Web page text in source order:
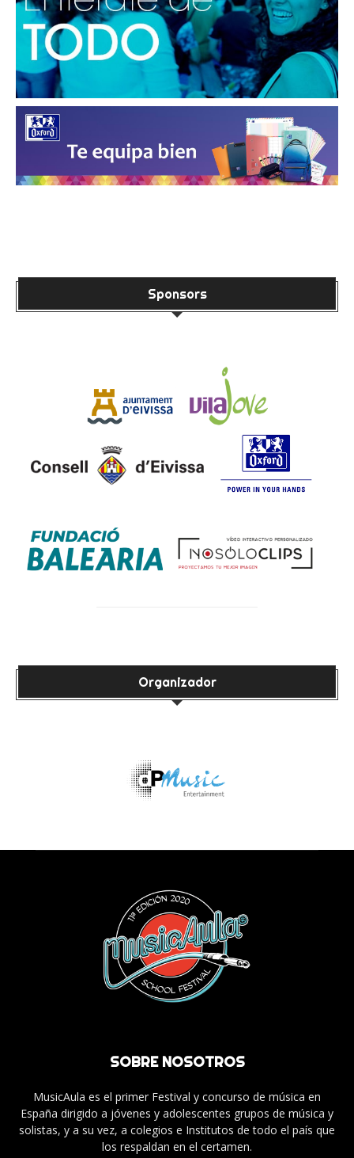
Sponsors
Organizador
SOBRE NOSOTROS
MusicAula es el primer Festival y concurso de música en
España dirigido a jóvenes y adolescentes grupos de música y
solistas, y a su vez, a colegios e Institutos de todo el país que
los respaldan en el certamen.